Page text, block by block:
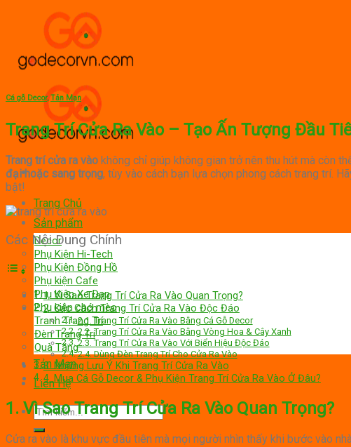
Trang Chủ
Sản phẩm
Decor
Phụ Kiện Hi-Tech
Phụ Kiện Đồng Hồ
Phụ kiện Cafe
Phụ Kiện Xe Đạp
Phụ kiện chó mèo
Tranh Trang Trí
Đèn Trang Trí
Quà Tặng
Tản Mạn
Liên Hệ
Tìm
kiếm:
Cá gỗ Decor,Tản Mạn
Trang Trí Cửa Ra Vào – Tạo Ấn Tượng Đầu
Trang trí cửa ra vào không chỉ giúp không gian trở nên thu hút mà còn
đại hoặc sang trọng, tùy vào cách bạn lựa chọn phong cách trang trí.
bật!
Các Nội Dung Chính
1. Vì Sao Trang Trí Cửa Ra Vào Quan Trọng?
2. Các Cách Trang Trí Cửa Ra Vào Độc Đáo
2.1. Trang Trí Cửa Ra Vào Bằng Cá Gỗ Decor
2.2. Trang Trí Cửa Ra Vào Bằng Vòng Hoa & Cây Xanh
2.3. Trang Trí Cửa Ra Vào Với Biển Hiệu Độc Đáo
2.4. Dùng Đèn Trang Trí Cho Cửa Ra Vào
3. Những Lưu Ý Khi Trang Trí Cửa Ra Vào
4. Mua Cá Gỗ Decor & Phụ Kiện Trang Trí Cửa Ra Vào Ở Đâu?
1. Vì Sao Trang Trí Cửa Ra Vào Quan Trọng?
Cửa ra vào là khu vực đầu tiên mà mọi người nhìn thấy khi bước vào